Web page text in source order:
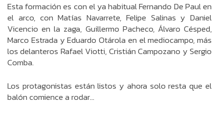
Esta formación es con el ya habitual Fernando De Paul en
el arco, con Matías Navarrete, Felipe Salinas y Daniel
Vicencio en la zaga, Guillermo Pacheco, Álvaro Césped,
Marco Estrada y Eduardo Otárola en el mediocampo, más
los delanteros Rafael Viotti, Cristián Campozano y Sergio
Comba.
Los protagonistas están listos y ahora solo resta que el
balón comience a rodar…